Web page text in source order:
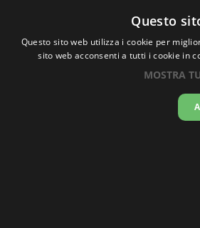
Ora Esatta
Questo
Questo sito web utilizza i cookie per
sito web acconsenti a tutti i cookie in
MOSTRA